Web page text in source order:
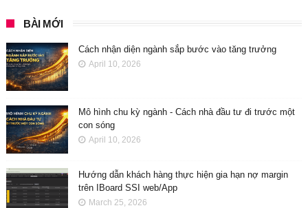
BÀI MỚI
Cách nhận diện ngành sắp bước vào tăng trưởng
April 10, 2026
Mô hình chu kỳ ngành - Cách nhà đầu tư đi trước một
con sóng
April 10, 2026
Hướng dẫn khách hàng thực hiện gia hạn nợ margin
trên IBoard SSI web/App
March 25, 2026